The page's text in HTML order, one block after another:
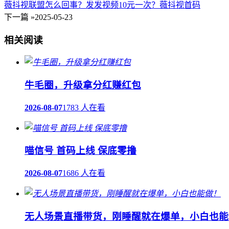
薇抖视联盟怎么回事？发发视频10元一次？薇抖视首码
下一篇 »2025-05-23
相关阅读
牛毛圈，升级拿分红赚红包
2026-08-071783 人在看
喵信号 首码上线 保底零撸
2026-08-071686 人在看
无人场景直播带货，刚睡醒就在爆单，小白也